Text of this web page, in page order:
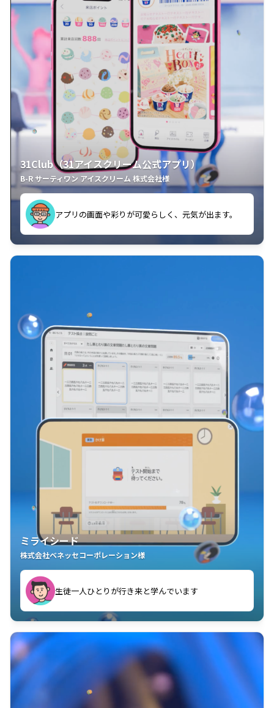
31Club（31アイスクリーム公式アプリ）
B-R サーティワン アイスクリーム 株式会社様
アプリの画面や彩りが可愛らしく、元気が出ます。
クラスごとに特典があるようなので使うのが楽しいで
す。
ミライシード
株式会社ベネッセコーポレーション様
生徒一人ひとりが行き来と学んでいます
教室中の児童生徒が「問題が解けてうれしい」「解く
ことが楽しい」を実感しています